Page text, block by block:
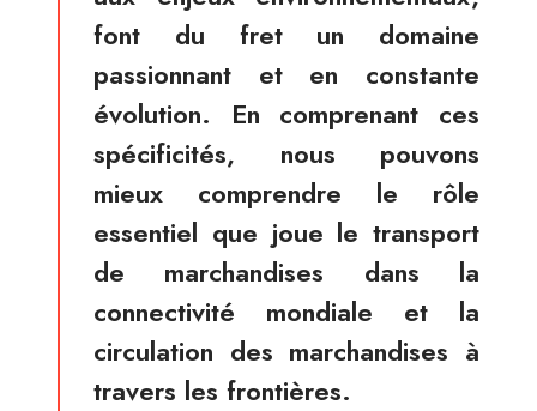
font du fret un domaine
passionnant et en constante
évolution. En comprenant ces
spécificités, nous pouvons
mieux comprendre le rôle
essentiel que joue le transport
de marchandises dans la
connectivité mondiale et la
circulation des marchandises à
travers les frontières.